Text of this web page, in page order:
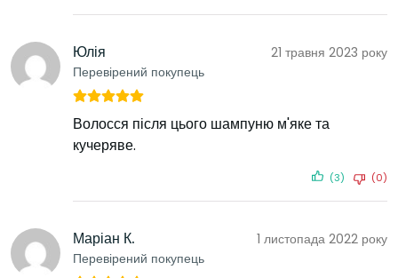
Юлія
Перевірений покупець
21 травня 2023 року
Волосся після цього шампуню м'яке та
кучеряве.
(3) (0)
Маріан К.
Перевірений покупець
1 листопада 2022 року